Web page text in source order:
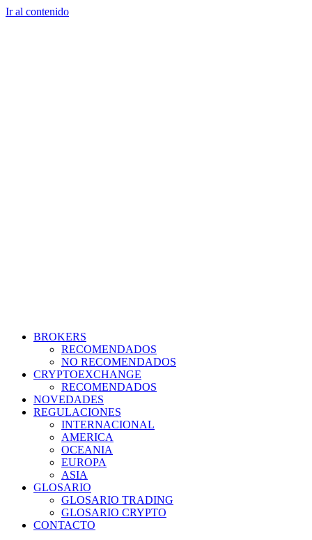
Ir al contenido
BROKERS
RECOMENDADOS
NO RECOMENDADOS
CRYPTOEXCHANGE
RECOMENDADOS
NOVEDADES
REGULACIONES
INTERNACIONAL
AMERICA
OCEANIA
EUROPA
ASIA
GLOSARIO
GLOSARIO TRADING
GLOSARIO CRYPTO
CONTACTO